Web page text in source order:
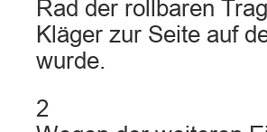
Rad der rollbaren
Kläger zur Seite auf
wurde.
2